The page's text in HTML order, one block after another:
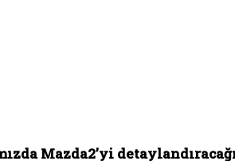
Mazda2’yi